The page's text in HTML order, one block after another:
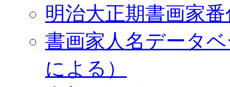
明治大正期書画家
書画家人名データ
による）